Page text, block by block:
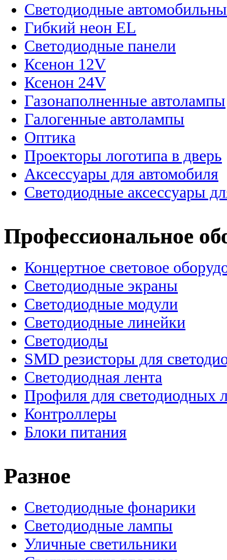
Светодиодные
Гибкий неон EL
Светодиодные панели
Ксенон 12V
Ксенон 24V
Газонаполненные автолампы
Галогенные автолампы
Оптика
Проекторы логотипа в дверь
Аксессуары для автомобиля
Светодиодные аксессуары
Профессиональное
Концертное световое
Cветодиодные экраны
Светодиодные модули
Светодиодные линейки
Светодиоды
SMD резисторы для
Светодиодная лента
Профиля для светодиодных
Контроллеры
Блоки питания
Разное
Светодиодные фонарики
Светодиодные лампы
Уличные светильники